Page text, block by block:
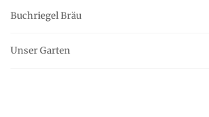
Buchriegel Bräu
Unser Garten